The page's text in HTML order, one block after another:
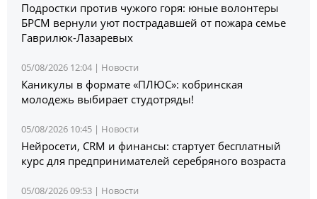
Подростки против чужого горя: юные волонтеры
БРСМ вернули уют пострадавшей от пожара семье
Гаврилюк-Лазаревых
05/08/2026 12:04 | Новости
Каникулы в формате «ПЛЮС»: кобринская
молодежь выбирает студотряды!
05/08/2026 10:45 | Новости
Нейросети, CRM и финансы: стартует бесплатный
курс для предпринимателей серебряного возраста
05/08/2026 09:53 | Новости